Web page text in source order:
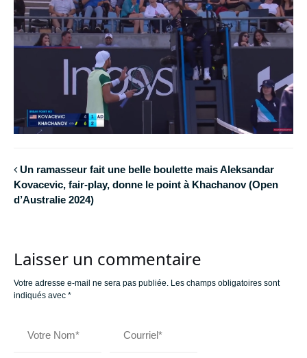
Un ramasseur fait une belle boulette mais Aleksandar
Kovacevic, fair-play, donne le point à Khachanov (Open
d’Australie 2024)
Laisser un commentaire
Votre adresse e-mail ne sera pas publiée. Les champs obligatoires sont
indiqués avec *